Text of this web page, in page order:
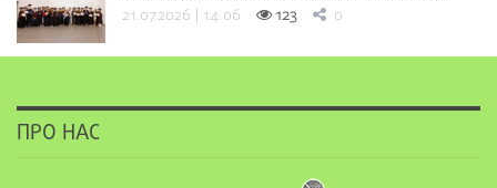
21.07.2026 | 14:06 123 0
ПРО НАС